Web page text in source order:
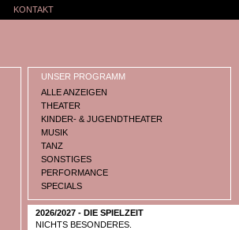
KONTAKT
UNSER PROGRAMM
ALLE ANZEIGEN
THEATER
KINDER- & JUGENDTHEATER
MUSIK
TANZ
SONSTIGES
PERFORMANCE
SPECIALS
2026/2027 - DIE SPIELZEIT
NICHTS BESONDERES.